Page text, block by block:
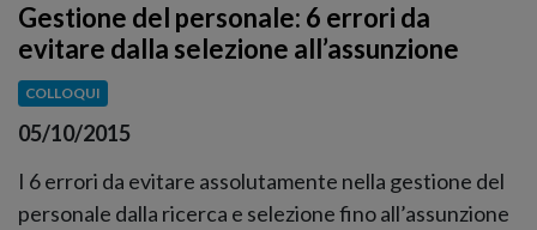
Gestione del personale: 6 errori da
evitare dalla selezione all’assunzione
COLLOQUI
05/10/2015
I 6 errori da evitare assolutamente nella gestione del
personale dalla ricerca e selezione fino all’assunzione